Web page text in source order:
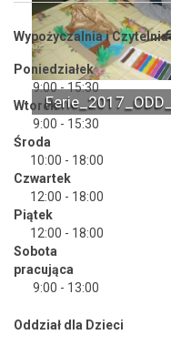
Wypożyczalnia i Czytelnia
Poniedziałek
9:00 - 15:30
Wtorek
9:00 - 15:30
Środa
10:00 - 18:00
Czwartek
12:00 - 18:00
Piątek
12:00 - 18:00
Sobota
pracująca
9:00 - 13:00
Oddział dla Dzieci